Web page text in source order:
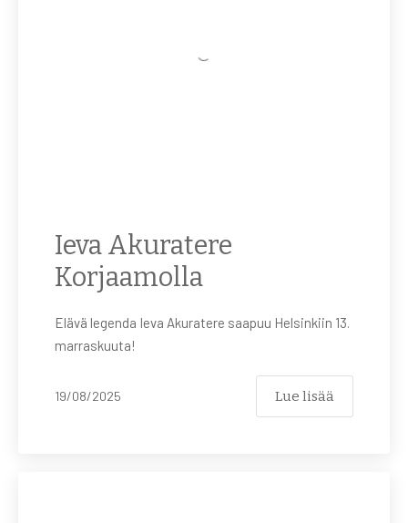
Ieva Akuratere
Korjaamolla
Elävä legenda Ieva Akuratere saapuu Helsinkiin 13.
marraskuuta!
19/08/2025 Lue lisää